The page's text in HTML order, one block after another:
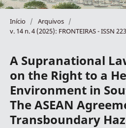
Início / Arquivos /
v. 14 n. 4 (2025): FRONTEIRAS - ISSN
A Supranational
on the Right to a
Environment in
The ASEAN
Transboundary